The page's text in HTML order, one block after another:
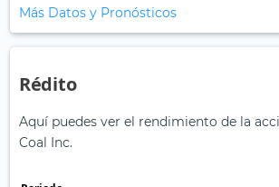
Más Datos y Pronósticos
Rédito
Aquí puedes ver el rendimiento de la
Coal Inc.